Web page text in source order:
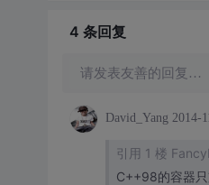
4 条回复
请发表友善的回复…
David_Yang 2014-
引用 1 楼
C++98的容器